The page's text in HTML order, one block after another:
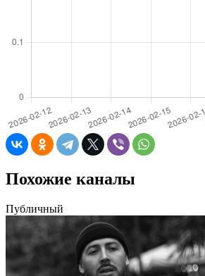
Похожие каналы
Публичный